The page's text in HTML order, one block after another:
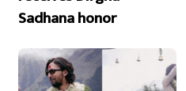
Sadhana honor